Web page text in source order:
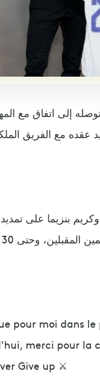
إلى اتفاق مع
بنزيما على
pour moi dans
merci pour la
Give up ⚔️